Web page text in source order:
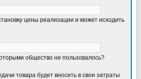
цены реализации и может исходить
общество не пользовалось?
товара будет вносить в свои затраты